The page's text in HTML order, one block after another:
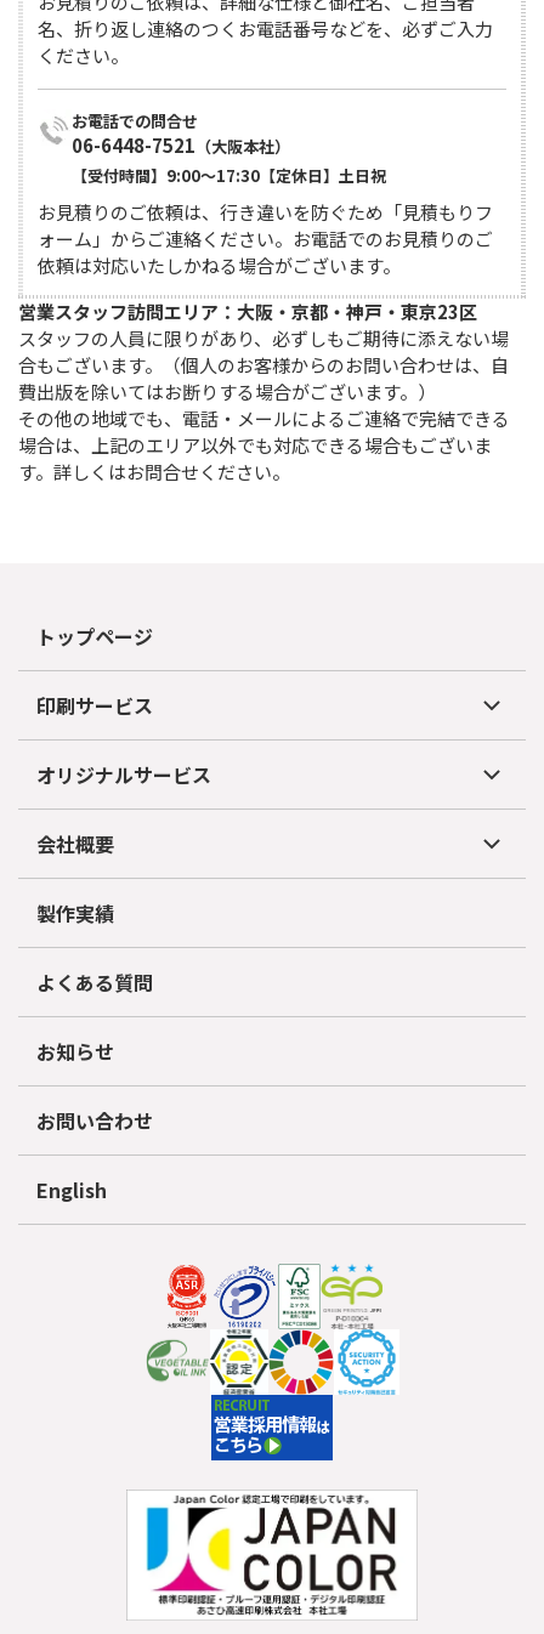
名、折り返し連絡のつくお電話番号などを、必ずご入力
ください。
06-6448-7521 （大阪本社）
【受付時間】9:00〜17:30【定休日】土日祝
お見積りのご依頼は、行き違いを防ぐため「見積もりフ
ォーム」からご連絡ください。お電話でのお見積りのご
依頼は対応いたしかねる場合がございます。
営業スタッフ訪問エリア：大阪・京都・神戸・東京23区
スタッフの人員に限りがあり、必ずしもご期待に添えない場
合もございます。（個人のお客様からのお問い合わせは、自
費出版を除いてはお断りする場合がございます。）
その他の地域でも、電話・メールによるご連絡で完結できる
場合は、上記のエリア以外でも対応できる場合もございま
す。詳しくはお問合せください。
トップページ
印刷サービス
オリジナルサービス
会社概要
製作実績
よくある質問
お知らせ
お問い合わせ
English